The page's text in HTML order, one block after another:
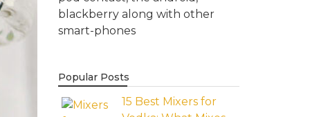
blackberry along with other
smart-phones
Popular Posts
15 Best Mixers for